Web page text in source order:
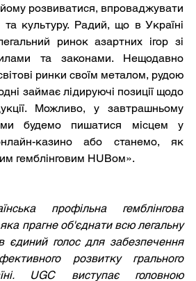
розвиватися, впроваджувати
культуру. Радий, що в Україні
ринок азартних ігор зі
та законами. Нещодавно
ринки своїм металом, рудою
займає лідируючі позиції щодо
Можливо, у завтрашньому
ми будемо пишатися місцем у
казино або станемо, як
гемблінговим HUBом».
профільна гемблінгова
прагне об'єднати всю легальну
єдиний голос для забезпечення
розвитку грального
UGC виступає головною